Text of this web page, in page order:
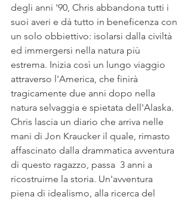
degli anni '90, Chris abbandona tutti i
suoi averi e dà tutto in beneficenza con
un solo obbiettivo: isolarsi dalla civiltà
ed immergersi nella natura più
estrema. Inizia così un lungo viaggio
attraverso l'America, che finirà
tragicamente due anni dopo nella
natura selvaggia e spietata dell'Alaska.
Chris lascia un diario che arriva nelle
mani di Jon Kraucker il quale, rimasto
affascinato dalla drammatica avventura
di questo ragazzo, passa  3 anni a
ricostruirne la storia. Un'avventura
piena di idealismo, alla ricerca del